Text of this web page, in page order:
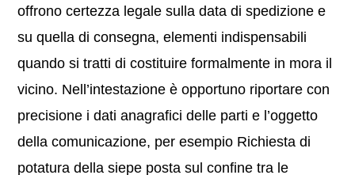
offrono certezza legale sulla data di spedizione e
su quella di consegna, elementi indispensabili
quando si tratti di costituire formalmente in mora il
vicino. Nell’intestazione è opportuno riportare con
precisione i dati anagrafici delle parti e l’oggetto
della comunicazione, per esempio Richiesta di
potatura della siepe posta sul confine tra le